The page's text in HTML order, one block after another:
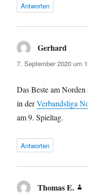
Antworten
Gerhard
7. September 2020 um
Das Beste am
in derVerbandsliga
am 9. Spieltag.
Antworten
Thomas E.